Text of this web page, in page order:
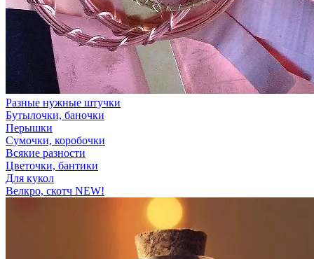
Разные нужные штучки
Бутылочки, баночки
Перышки
Сумочки, коробочки
Всякие разности
Цветочки, бантики
Для кукол
Велкро, скотч NEW!